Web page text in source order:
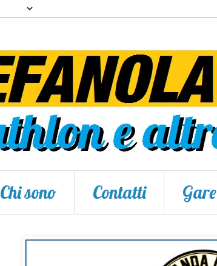
Chi sono Contatti Gare